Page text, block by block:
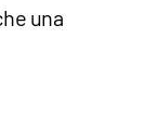
una